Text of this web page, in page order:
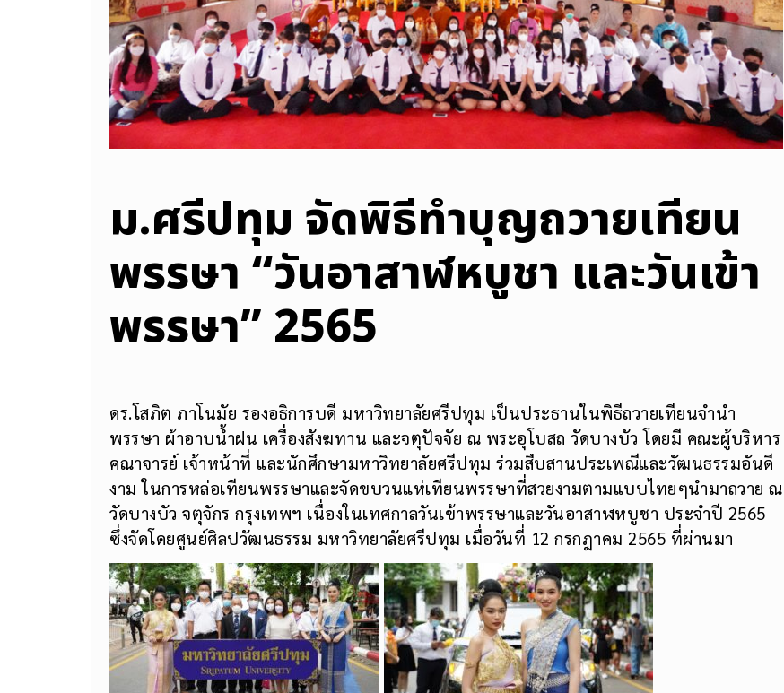
ม.ศรีปทุม จัดพิธีทำบุญถวายเทียน
พรรษา “วันอาสาฬหบูชา และวันเข้า
พรรษา” 2565
ดร.โสภิต ภาโนมัย รองอธิการบดี มหาวิทยาลัยศรีปทุม เป็นประธานในพิธีถวายเทียนจำนำ
พรรษา ผ้าอาบน้ำฝน เครื่องสังฆทาน และจตุปัจจัย ณ พระอุโบสถ วัดบางบัว โดยมี คณะผู้บริหาร
คณาจารย์ เจ้าหน้าที่ และนักศึกษามหาวิทยาลัยศรีปทุม ร่วมสืบสานประเพณีและวัฒนธรรมอันดี
งาม ในการหล่อเทียนพรรษาและจัดขบวนแห่เทียนพรรษาที่สวยงามตามแบบไทยๆนำมาถวาย ณ
วัดบางบัว จตุจักร กรุงเทพฯ เนื่องในเทศกาลวันเข้าพรรษาและวันอาสาฬหบูชา ประจำปี 2565
ซึ่งจัดโดยศูนย์ศิลปวัฒนธรรม มหาวิทยาลัยศรีปทุม เมื่อวันที่ 12 กรกฎาคม 2565 ที่ผ่านมา